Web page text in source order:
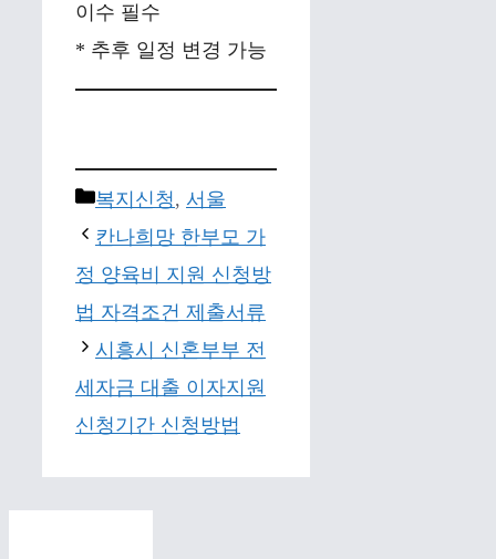
이수 필수
* 추후 일정 변경 가능
Categories
복지신청, 서울
칸나희망 한부모 가
정 양육비 지원 신청방
법 자격조건 제출서류
시흥시 신혼부부 전
세자금 대출 이자지원
신청기간 신청방법